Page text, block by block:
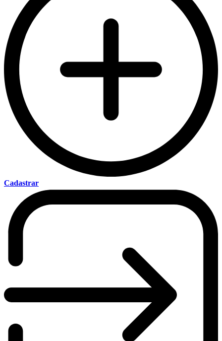
Cadastrar